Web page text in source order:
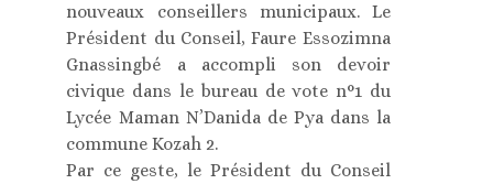
nouveaux conseillers municipaux. Le
Président du Conseil, Faure Essozimna
Gnassingbé a accompli son devoir
civique dans le bureau de vote n°1 du
Lycée Maman N’Danida de Pya dans la
commune Kozah 2.
Par ce geste, le Président du Conseil